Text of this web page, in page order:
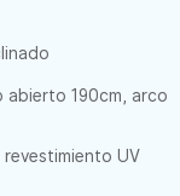
abierto 190cm, arco
UV